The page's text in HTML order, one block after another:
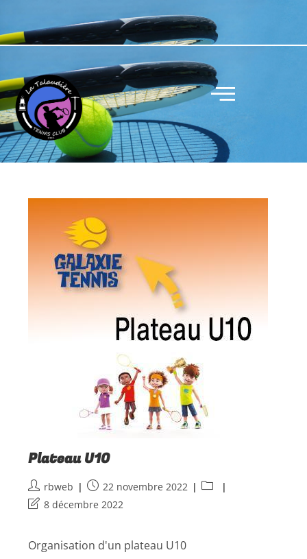
Plateau U10
rbweb
22 novembre 2022
8 décembre 2022
Organisation d'un plateau U10